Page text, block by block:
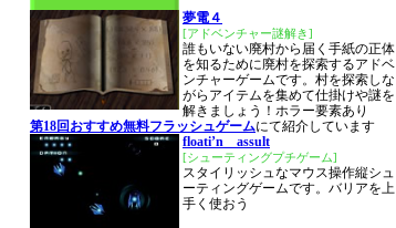
夢電４
[アドベンチャー謎解き]
誰もいない廃村から届く手紙の正体
を知るために廃村を探索するアドベ
ンチャーゲームです。村を探索しな
がらアイテムを集めて仕掛けや謎を
解きましょう！ホラー要素あり
第18回おすすめ無料フラッシュゲームにて紹介しています
floati’n assult
[シューティングプチゲーム]
スタイリッシュなマウス操作縦シュ
ーティングゲームです。バリアを上
手く使おう